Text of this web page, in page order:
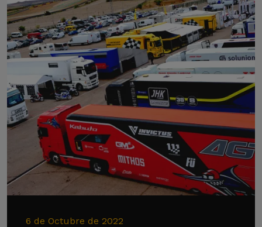
6 de Octubre de 2022